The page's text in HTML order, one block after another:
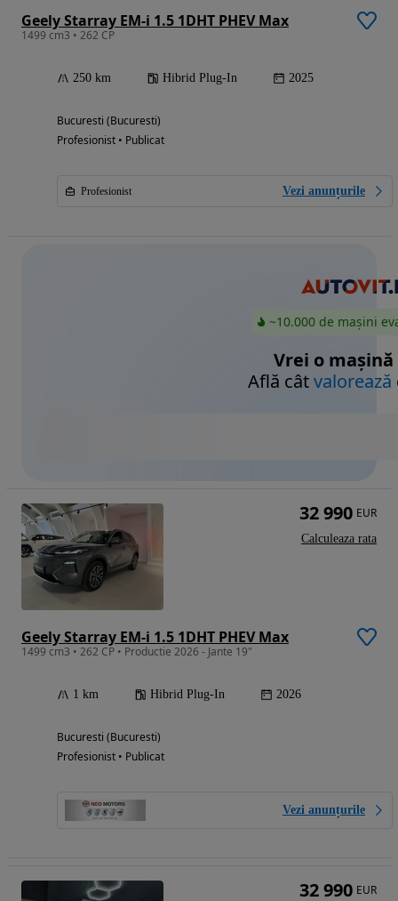
Geely Starray EM-i 1.5 1DHT PHEV Max
1499 cm3 • 262 CP
250 km Hibrid Plug-In 2025
Bucuresti (Bucuresti)
Profesionist • Publicat
Profesionist Vezi anunțurile
~10.000 de mașini
Vrei o mașină
Află câtvalorează
Geely Starray EM-i 1.5 1DHT PHEV Max
1499 cm3 • 262 CP • Productie 2026 - Jante 19"
1 km Hibrid Plug-In 2026
Bucuresti (Bucuresti)
Profesionist • Publicat
Vezi anunțurile
32 990 EUR
Calculeaza rata
32 990 EUR